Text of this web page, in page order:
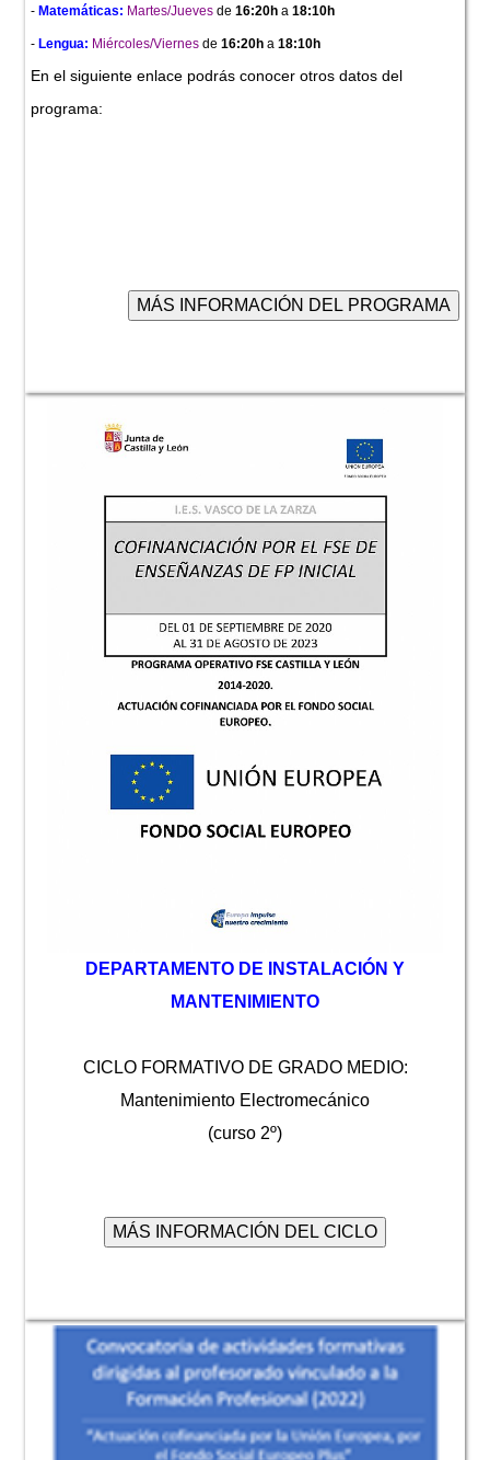
- Matemáticas: Martes/Jueves de 16:20h a 18:10h
- Lengua: Miércoles/Viernes de 16:20h a 18:10h
En el siguiente enlace podrás conocer otros datos del
programa:
D EPARTAMENTO DE INSTALACIÓN Y
MANTENIMIENTO
CICLO FORMATIVO DE GRADO MEDIO:
Mantenimiento Electromecánico
(curso 2º)